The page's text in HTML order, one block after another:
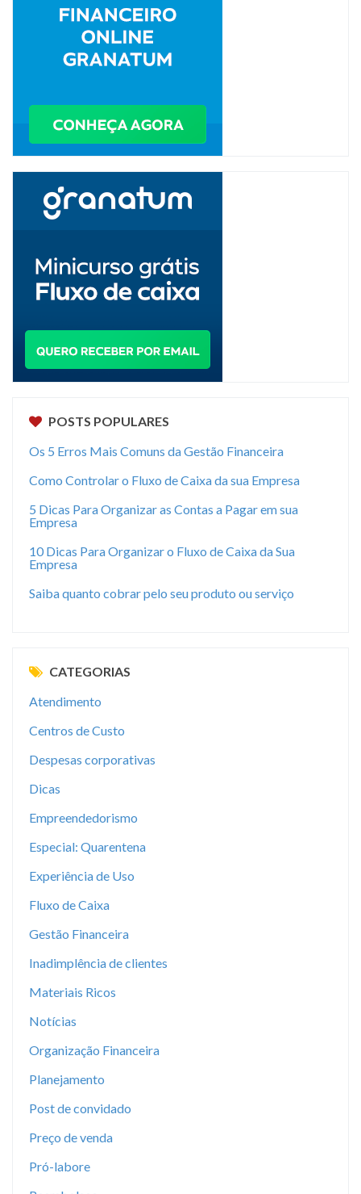
POSTS POPULARES
Os 5 Erros Mais Comuns da Gestão Financeira
Como Controlar o Fluxo de Caixa da sua Empresa
5 Dicas Para Organizar as Contas a Pagar em sua
Empresa
10 Dicas Para Organizar o Fluxo de Caixa da Sua
Empresa
Saiba quanto cobrar pelo seu produto ou serviço
CATEGORIAS
Atendimento
Centros de Custo
Despesas corporativas
Dicas
Empreendedorismo
Especial: Quarentena
Experiência de Uso
Fluxo de Caixa
Gestão Financeira
Inadimplência de clientes
Materiais Ricos
Notícias
Organização Financeira
Planejamento
Post de convidado
Preço de venda
Pró-labore